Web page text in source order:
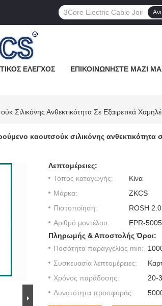
ΈΛΕΓΧΟΣ ΕΠΙΚΟΙΝΩΝΉΣΤΕ ΜΑΖΊ
Σιλικόνης Ανθεκτικότητα Σε Εξαιρετικά
καουτσούκ σιλικόνης ανθεκτικότητα
Λεπτομέρειες:
Τόπος καταγωγής:
Κίνα
Μάρκα:
ZKCS
Πιστοποίηση:
ROSH 2.0
Αριθμό μοντέλου:
EPR-
Πληρωμής & Αποστολής Όροι:
Ποσότητα παραγγελίας min:
Συσκευασία λεπτομέρειες:
Χρόνος παράδοσης:
20-
Δυνατότητα προσφοράς: